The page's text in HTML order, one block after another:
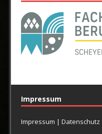
Impressum
Impressum |Datenschutz